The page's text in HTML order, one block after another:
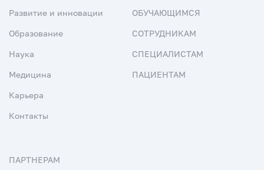
Развитие и инновации
Образование
Наука
Медицина
Карьера
Контакты
ОБУЧАЮЩИМСЯ
СОТРУДНИКАМ
СПЕЦИАЛИСТАМ
ПАЦИЕНТАМ
ПАРТНЕРАМ